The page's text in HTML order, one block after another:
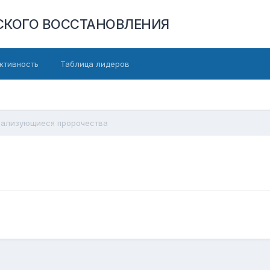
ВОССТАНОВЛЕНИЯ
Таблица лидеров
пророчества